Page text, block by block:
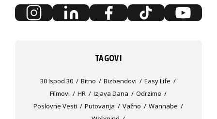
TAGOVI
30 Ispod 30 Bitno Bizbendovi
Easy Life
Filmovi
HR Izjava Dana
Odrzime
Poslovne Vesti
Putovanja Važno
Wannabe